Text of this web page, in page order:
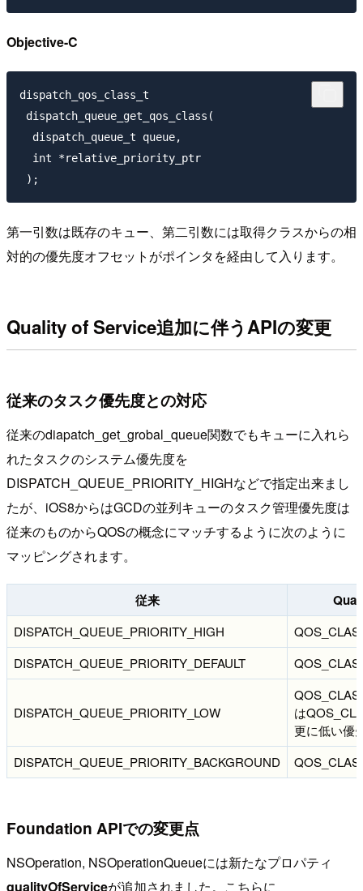
Objective-C
dispatch_qos_class_t
dispatch_queue_get_qos_class(
  dispatch_queue_t queue,
  int *relative_priority_ptr
第一引数は既存のキュー、第二引数には取得クラスからの相
対的の優先度オフセットがポインタを経由して入ります。
Quality of Service追加に伴うAPIの変更
従来のタスク優先度との対応
従来のdiapatch_get_grobal_queue関数でもキューに入れら
れたタスクのシステム優先度を
DISPATCH_QUEUE_PRIORITY_HIGHなどで指定出来まし
たが、iOS8からはGCDの並列キューのタスク管理優先度は
従来のものからQOSの概念にマッチするように次のように
マッピングされます。
従来
DISPATCH_QUEUE_PRIORITY_HIGH
DISPATCH_QUEUE_PRIORITY_DEFAULT
DISPATCH_QUEUE_PRIORITY_LOW
は
更に低い優
DISPATCH_QUEUE_PRIORITY_BACKGROUND
Foundation APIでの変更点
NSOperation, NSOperationQueueには新たなプロパティ
qualityOfServiceが追加されました。こちらに